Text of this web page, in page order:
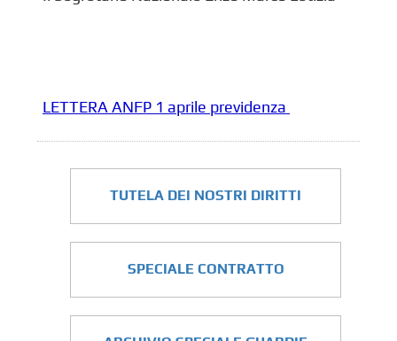
LETTERA ANFP 1 aprile previdenza
TUTELA DEI NOSTRI DIRITTI
SPECIALE CONTRATTO